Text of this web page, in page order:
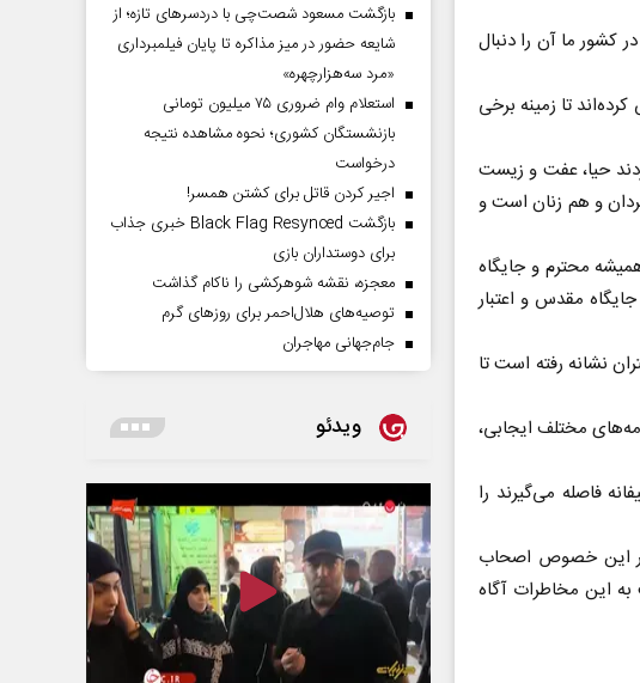
کشور ما آن را دنبال
کرده‌اند تا زمینه برخی
جریان‌های رسانه‌ای در سال ۱۴۰۱ تلاش کردند حیا، عفت و زیست
مردان و هم زنان است و
محترم و جایگاه
مقدس و اعتبار
نشانه رفته است تا
مختلف ایجابی،
فاصله می‌گیرند را
در این خصوص اصحاب
این مخاطرات آگاه
بازگشت مسعود شصت‌چی با دردسر‌های تازه؛ از
شایعه حضور در میز مذاکره تا پایان فیلمبرداری
«مرد سه‌هزارچهره»
استعلام وام ضروری ۷۵ میلیون تومانی
بازنشستگان کشوری؛ نحوه مشاهده نتیجه
درخواست
اجیر کردن قاتل برای کشتن همسر!
بازگشت Black Flag Resynced خبری جذاب
برای دوستداران بازی
معجزه، نقشه شوهرکشی را ناکام گذاشت
توصیه‌های هلال‌احمر برای روز‌های گرم
جام‌جهانی مهاجران
ویدئو